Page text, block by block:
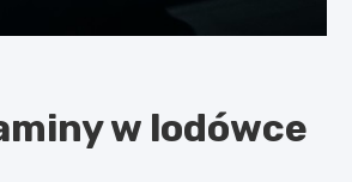
w lodówce